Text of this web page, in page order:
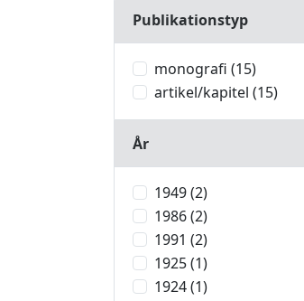
Publikationstyp
monografi (15)
artikel/kapitel (15)
År
1949 (2)
1986 (2)
1991 (2)
1925 (1)
1924 (1)